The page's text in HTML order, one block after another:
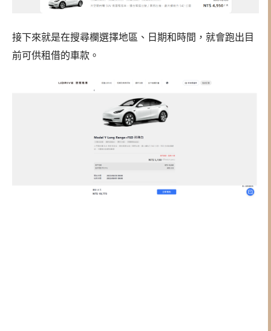
接下來就是在搜尋欄選擇地區、日期和時間，就會跑出目
前可供租借的車款。